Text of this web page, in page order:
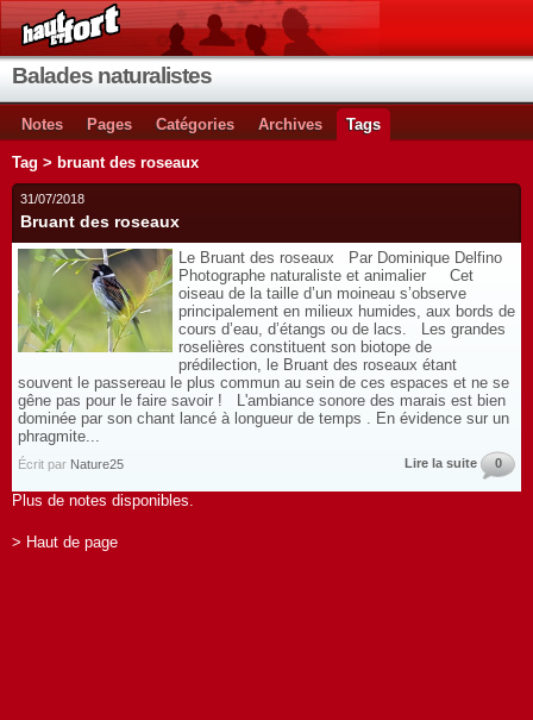
Balades naturalistes
Notes Pages Catégories Archives Tags
Tag > bruant des roseaux
31/07/2018
Bruant des roseaux
Le Bruant des roseaux Par Dominique Delfino
Photographe naturaliste et animalier Cet
oiseau de la taille d’un moineau s’observe
principalement en milieux humides, aux bords de
cours d’eau, d’étangs ou de lacs. Les grandes
roselières constituent son biotope de
prédilection, le Bruant des roseaux étant
souvent le passereau le plus commun au sein de ces espaces et ne se
gêne pas pour le faire savoir ! L'ambiance sonore des marais est bien
dominée par son chant lancé à longueur de temps . En évidence sur un
phragmite...
Écrit par Nature25 Lire la suite 0
Plus de notes disponibles.
> Haut de page